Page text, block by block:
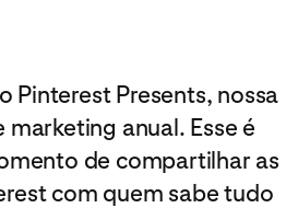
Pinterest Presents, nossa
marketing anual. Esse é
de compartilhar as
com quem sabe tudo